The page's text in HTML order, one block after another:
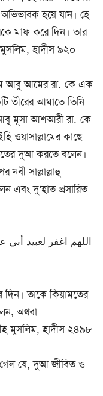
হয়ে যান। হে
মাফ করে দিন। তার
হাদীস ৯২০
আবু আমের রা.-কে এক
তীরের আঘাতে তিনি
মূসা আশআরী রা.-কে
ওয়াসাল্লামের কাছে
দুআ করতে বলেন।
সাল্লাল্লাহু
এবং দু’হাত প্রসারিত
اللهم اغفر لعبيد أبي
তাকে কিয়ামতের
অথবা
মুসলিম, হাদীস ২৪৯৮
যে, দুআ জীবিত ও